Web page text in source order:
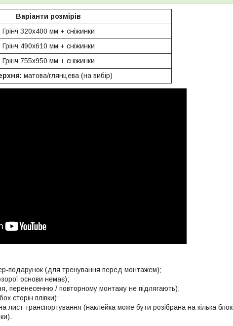
Варіанти розмірів
Грінч 320х400 мм + сніжинки
Грінч 490х610 мм + сніжинки
Грінч 755х950 мм + сніжинки
матова/глянцева (на вибір)
подарунок (для тренування перед монтажем);
основи немає);
перенесенню / повторному монтажу не підлягають);
сторін плівки);
лист транспортування (наклейка може бути розібрана на кілька